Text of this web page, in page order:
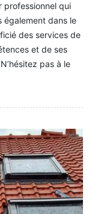
professionnel qui
également dans le
des services de
et de ses
pas à le